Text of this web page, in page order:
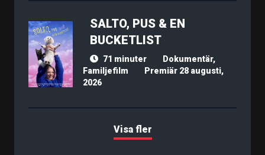
SALTO, PUS & EN
BUCKETLIST
71 minuter
Dokumentär,
Familjefilm
Premiär 28 augusti,
2026
Visa fler